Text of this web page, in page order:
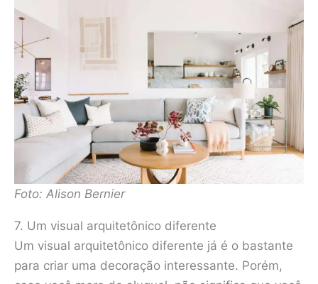
Foto: Alison Bernier
7. Um visual arquitetônico diferente
Um visual arquitetônico diferente já é o bastante
para criar uma decoração interessante. Porém,